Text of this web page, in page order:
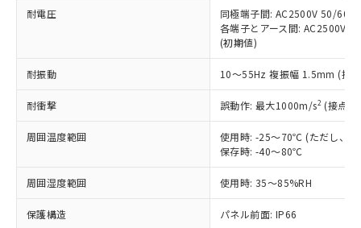
耐電圧
同極端子間: AC2500V 50/
各端子とアース間: AC2500V
(初期値)
耐振動 10～55Hz 複振幅 1.5mm (接
耐衝撃 誤動作: 最大1000m/s2 (接点
周囲温度範囲
使用時: -25～70℃ (ただし、氷
保存時: -40～80℃
周囲湿度範囲 使用時: 35～85%RH
保護構造 パネル前面: IP66
本サービスは、当社制御機器事業取扱
商品の当社在庫状況および標準価格
(税抜)を提供させていただくもので
本サービスの対象外となる商品もある
ことをご了承ください。
在庫状況および標準価格照会結果は、
記載している更新日時点での社内デー
タに基づき作成されるものであり、閲
覧された時点での実際の在庫および標
準価格とは異なる場合があることをご
調査・確認中：EU RoHS指令（10物質）の
非含有の対応状況を調査中または確認中の
非該当品：ライセンス料など無形物で、有
害物質有無と関係のない商品です。
仕入先様の事情により、非含有部品として
いたものが、含有品と判明した場合などや
ミウム(Cd) 100ppm以下、
六価クロム(Cr(Ⅵ)) 1000ppm以下、ポリ臭化ビフェニル
類(PBB) 1000ppm以下、ポリ臭化ジフェニルエーテル類
(PBDE) 1000ppm以下、フタル酸ビス(2-エチルヘキシ
「○」：最大均質材料含有率が中国RoHSの
基準値以下であることを示します。
「×」：最大均質材料含有率が中国RoHSの
基準値を超えていることを示します。
「－」：未確認です。当社販売部門へお問
い合わせください。
Pb(鉛) :1000ppm、 Hg(水銀) : 1000ppm、 Cd(カドミウ
Cr(Ⅵ)(六価クロム) : 1000ppm、 PBBs(ポリ臭化ビフェ
当社は、これら貴社製品のうち、外国
為替および外国貿易法に定める商品
（以下｢規制貨物等」という）を輸出
または国外への提供する場合は、日本
国政府の輸出許可(または役務取引許
可)を取得するなどの必要な手続きを
号